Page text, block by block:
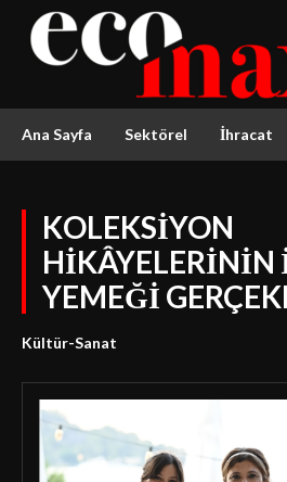
Ana Sayfa Sektörel İhracat
KOLEKSİYON
YEMEĞİ
Kültür-Sanat